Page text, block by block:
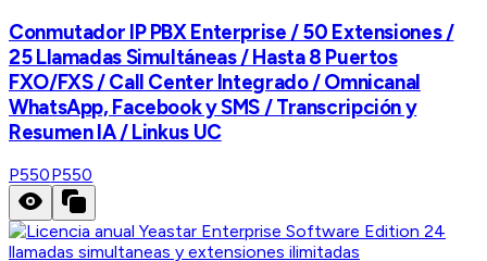
Conmutador IP PBX Enterprise / 50 Extensiones /
25 Llamadas Simultáneas / Hasta 8 Puertos
FXO/FXS / Call Center Integrado / Omnicanal
WhatsApp, Facebook y SMS / Transcripción y
Resumen IA / Linkus UC
P550P550